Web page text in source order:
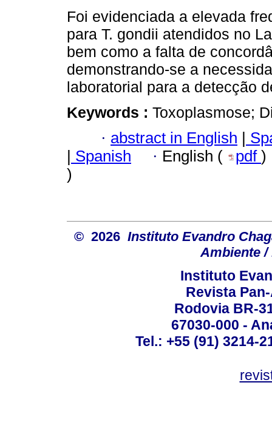
Foi evidenciada a elevada
para T. gondii atendidos no
bem como a falta de
demonstrando-se a
laboratorial para a detecção
Keywords : Toxoplasmose;
· abstract in English
Spanish · English ( pdf )
)
© 2026 Instituto Evandro
Ambiente /
Instituto
Revista
Rodovia BR-
67030-000 -
Tel.: +55 (91) 3214-